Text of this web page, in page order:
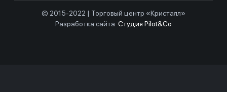
© 2015-2022 | Торговый центр «Кристалл»
Разработка сайта Студия Pilot&Co